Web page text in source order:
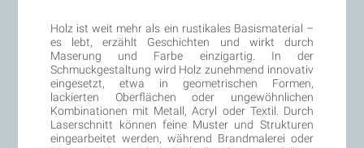
Holz ist weit mehr als ein rustikales Basismaterial –
es lebt, erzählt Geschichten und wirkt durch
Maserung und Farbe einzigartig. In der
Schmuckgestaltung wird Holz zunehmend innovativ
eingesetzt, etwa in geometrischen Formen,
lackierten Oberflächen oder ungewöhnlichen
Kombinationen mit Metall, Acryl oder Textil. Durch
Laserschnitt können feine Muster und Strukturen
eingearbeitet werden, während Brandmalerei oder